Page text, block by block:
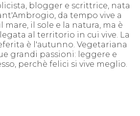
blogger e scrittrice, nata
da tempo vive a
mare, il sole e la natura, ma è
al territorio in cui vive. La
è l'autunno. Vegetariana
grandi passioni: leggere e
perchè felici si vive meglio.